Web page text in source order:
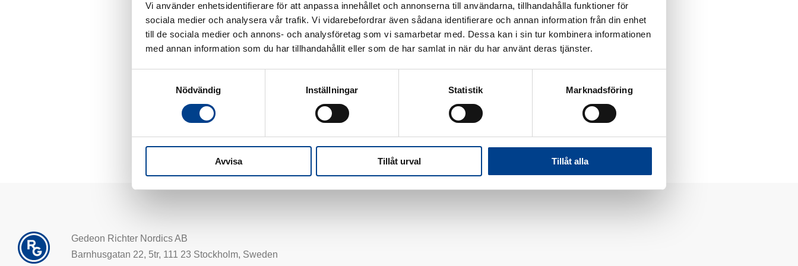
Vi använder enhetsidentifierare för att anpassa innehållet och annonserna till användarna, tillhandahålla funktioner för
sociala medier och analysera vår trafik. Vi vidarebefordrar även sådana identifierare och annan information från din enhet
till de sociala medier och annons- och analysföretag som vi samarbetar med. Dessa kan i sin tur kombinera informationen
med annan information som du har tillhandahållit eller som de har samlat in när du har använt deras tjänster.
Nödvändig
Inställningar Statistik Marknadsföring
Avvisa Tillåt urval Tillåt alla
På fritiden uppskattar Eva kultur, historia, natur – och reser och rider därför så ofta hon får möjlighet.
Gedeon Richter Nordics AB
Barnhusgatan 22, 5tr, 111 23 Stockholm, Sweden